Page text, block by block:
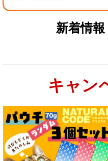
新着情
キャン